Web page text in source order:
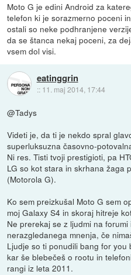
Moto G je edini Android za
telefon ki je sorazmerno poceni
ostali so neke podhranjene
da se štanca nekaj poceni, za
vsem dol visi.
eatinggrin
:: 11. maj 2014, 17:44
@Tadys
Videti je, da ti je nekdo spral
superluksuzna časovno-
Ni res. Tisti tvoji prestigioti, pa
LG so kot stara in skrhana žaga
(Motorola G).
Ko sem preizkušal Moto G sem
moj Galaxy S4 in skoraj hitreje
Ne prerekaj se z ljudmi na
nerazgledanega mnenja, če
Ljudje so ti ponudili bang for
kar še blebečeš o rootu in
rangi iz leta 2011.